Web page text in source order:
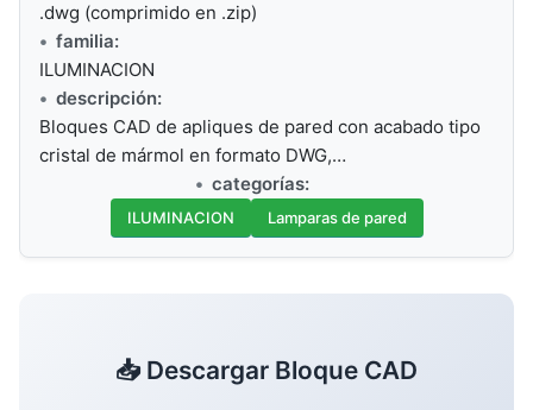
.dwg (comprimido en .zip)
familia:
ILUMINACION
descripción:
Bloques CAD de apliques de pared con acabado tipo
cristal de mármol en formato DWG,…
categorías:
ILUMINACION Lamparas de pared
📥 Descargar Bloque CAD